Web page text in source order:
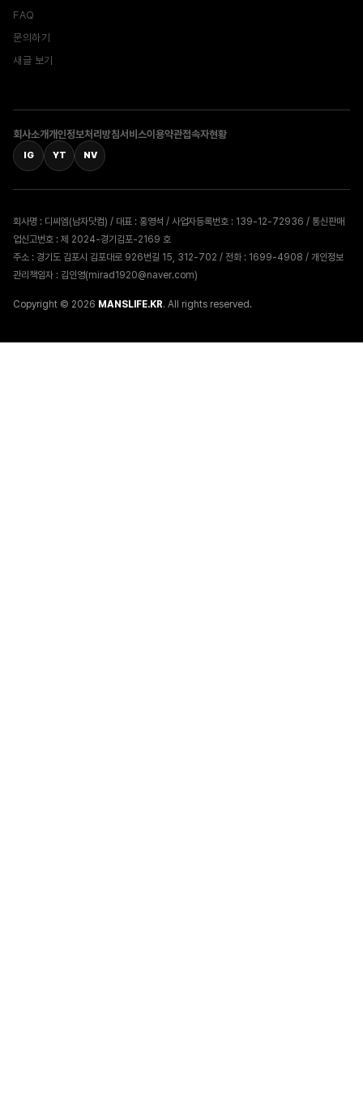
FAQ
문의하기
새글 보기
회사소개개인정보처리방침서비스이용약관접속자현황
IG YT NV
회사명 : 디씨엠(남자닷컴) / 대표 : 홍영석 / 사업자등록번호 : 139-12-72936 / 통신판매
업신고번호 : 제 2024-경기김포-2169 호
주소 : 경기도 김포시 김포대로 926번길 15, 312-702 / 전화 : 1699-4908 / 개인정보
관리책임자 : 김인영(mirad1920@naver.com)
Copyright © 2026 MANSLIFE.KR. All rights reserved.